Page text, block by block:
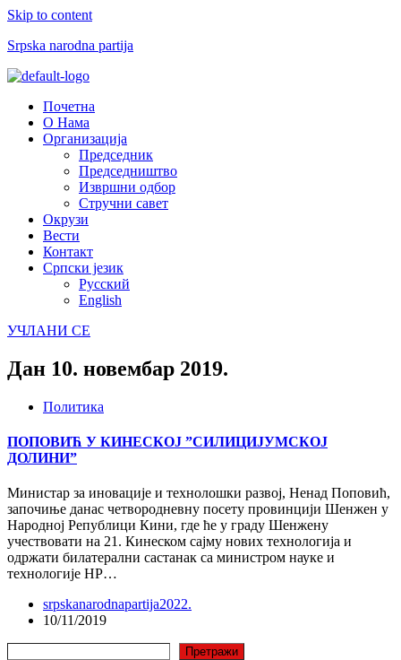
Skip to content
Srpska narodna partija
Menu
Почетна
О Нама
Организација
Председник
Председништво
Извршни одбор
Стручни савет
Окрузи
Вести
Контакт
Српски језик
Русский
English
УЧЛАНИ СЕ
Дан 10. новембар 2019.
Политика
ПОПОВИЋ У КИНЕСКОЈ ”СИЛИЦИЈУМСКОЈ
ДОЛИНИ”
Министар за иновације и технолошки развој, Ненад Поповић,
започиње данас четвородневну посету провинцији Шенжен у
Народној Републици Кини, где ће у граду Шенжену
учествовати на 21. Кинеском сајму нових технологија и
одржати билатерални састанак са министром науке и
технологије НР…
srpskanarodnapartija2022.
10/11/2019
Претражи